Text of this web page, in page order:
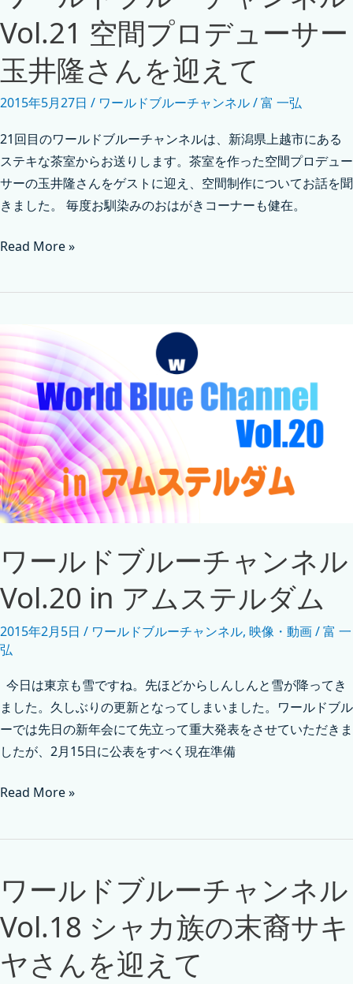
Vol.21 空間プロデューサー
玉井隆さんを迎えて
2015年5月27日 / ワールドブルーチャンネル/富 一弘
21回目のワールドブルーチャンネルは、新潟県上越市にある
ステキな茶室からお送りします。茶室を作った空間プロデュー
サーの玉井隆さんをゲストに迎え、空間制作についてお話を聞
きました。 毎度お馴染みのおはがきコーナーも健在。
Read More »
ワールドブルーチャンネル
Vol.20 in アムステルダム
2015年2月5日 / ワールドブルーチャンネル, 映像・動画/富 一
弘
今日は東京も雪ですね。先ほどからしんしんと雪が降ってき
ました。久しぶりの更新となってしまいました。ワールドブル
ーでは先日の新年会にて先立って重大発表をさせていただきま
したが、2月15日に公表をすべく現在準備
Read More »
ワールドブルーチャンネル
Vol.18 シャカ族の末裔サキ
ヤさんを迎えて